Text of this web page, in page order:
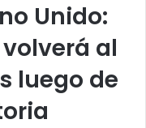
Unido:
al
luego de